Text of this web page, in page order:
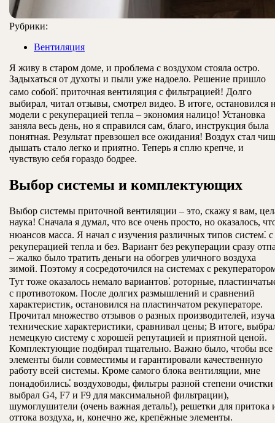
Рубрики:
Вентиляция
Я живу в старом доме, и проблема с воздухом стояла остро.
Задыхаться от духоты и пыли уже надоело. Решение пришло
само собой⁚ приточная вентиляция с фильтрацией! Долго
выбирал, читал отзывы, смотрел видео. В итоге, остановился
модели с рекуперацией тепла – экономия налицо! Установка
заняла весь день, но я справился сам, благо, инструкция была
понятная. Результат превзошел все ожидания! Воздух стал
дышать стало легко и приятно. Теперь я сплю крепче, и
чувствую себя гораздо бодрее.
Выбор системы и комплектующих
Выбор системы приточной вентиляции – это, скажу я вам,
наука! Сначала я думал, что все очень просто, но оказалось,
нюансов масса. Я начал с изучения различных типов систем⁚ с
рекуперацией тепла и без. Вариант без рекуперации сразу
– жалко было тратить деньги на обогрев уличного воздуха
зимой. Поэтому я сосредоточился на системах с
Тут тоже оказалось немало вариантов⁚ роторные,
с противотоком. После долгих размышлений и сравнений
характеристик, остановился на пластинчатом рекуператоре.
Прочитал множество отзывов о разных производителей,
технические характеристики, сравнивал цены; В итоге,
немецкую систему с хорошей репутацией и приятной ценой.
Комплектующие подбирал тщательно. Важно было, чтобы все
элементы были совместимы и гарантировали качественную
работу всей системы. Кроме самого блока вентиляции, мне
понадобились⁚ воздуховоды, фильтры разной степени очистки
выбрал G4, F7 и F9 для максимальной фильтрации),
шумоглушители (очень важная деталь!), решетки для притока
оттока воздуха, и, конечно же, крепёжные элементы.